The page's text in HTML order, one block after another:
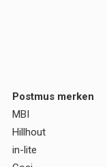
Postmus merken
MBI
Hillhout
in-lite